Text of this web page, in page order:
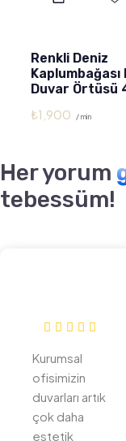
Renkli Deniz
Kaplumbağası
Duvar Örtüsü
₺1,900 / min
Her yorum
tebessüm!
Kurumsal
ofisimizin
duvarları artık
çok daha
estetik